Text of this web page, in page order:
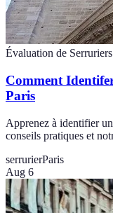
Évaluation de Serruriers
Comment
Paris
Apprenez à identifier
conseils pratiques et
serrurierParis
Aug 6